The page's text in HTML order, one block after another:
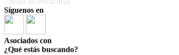
· Aviso de Privacidad
Síguenos en
Asociados con
¿Qué estás buscando?